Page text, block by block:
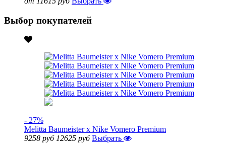
Выбор покупателей
- 27%
Melitta Baumeister x Nike Vomero Premium
9258 руб 12625 руб Выбрать